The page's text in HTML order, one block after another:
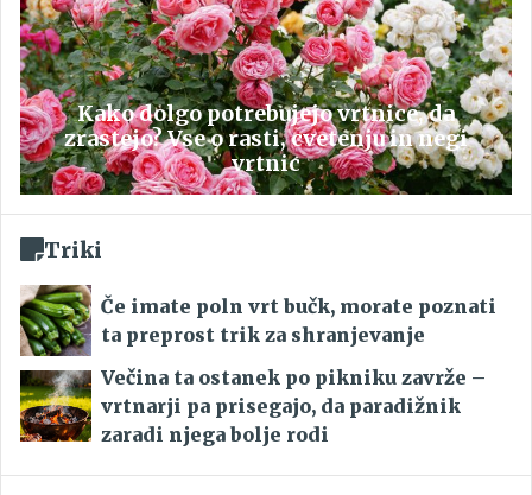
Kako dolgo potrebujejo vrtnice, da
zrastejo? Vse o rasti, cvetenju in negi
vrtnic
Triki
Če imate poln vrt bučk, morate poznati
ta preprost trik za shranjevanje
Večina ta ostanek po pikniku zavrže –
vrtnarji pa prisegajo, da paradižnik
zaradi njega bolje rodi